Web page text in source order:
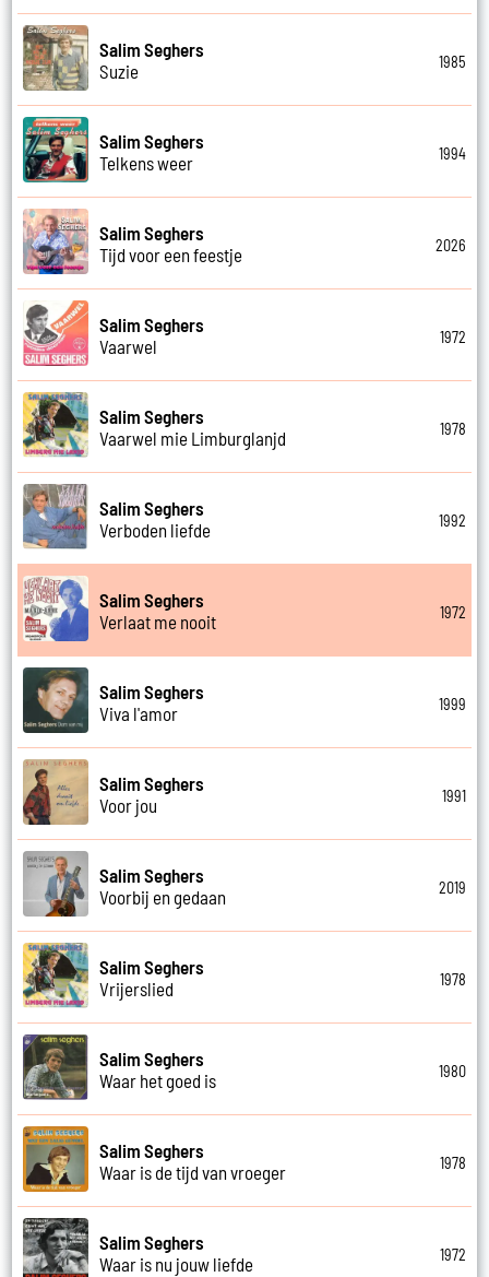
Salim Seghers
Suzie
1985
Salim Seghers
Telkens weer
1994
Salim Seghers
Tijd voor een feestje
2026
Salim Seghers
Vaarwel
1972
Salim Seghers
Vaarwel mie Limburglanjd
1978
Salim Seghers
Verboden liefde
1992
Salim Seghers
Verlaat me nooit
1972
Salim Seghers
Viva l'amor
1999
Salim Seghers
Voor jou
1991
Salim Seghers
Voorbij en gedaan
2019
Salim Seghers
Vrijerslied
1978
Salim Seghers
Waar het goed is
1980
Salim Seghers
Waar is de tijd van vroeger
1978
Salim Seghers
Waar is nu jouw liefde
1972